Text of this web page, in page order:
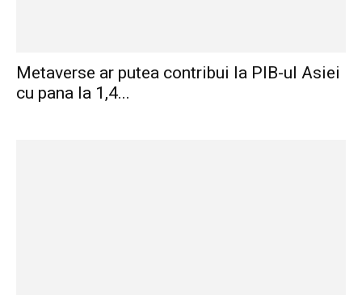
Metaverse ar putea contribui la PIB-ul Asiei
cu pana la 1,4...